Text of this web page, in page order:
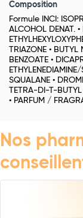
Composition
Formule INCI:
ALCOHOL DENAT.
TRIAZONE • BUTYL
BENZOATE •
SQUALANE •
TETRA-DI-T-BUTYL
• PARFUM /
Nos